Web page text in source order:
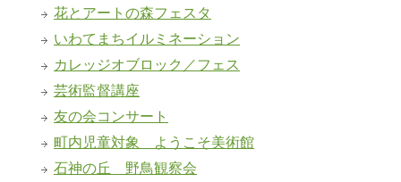
花とアートの森フェスタ
いわてまちイルミネーション
カレッジオブロック／フェス
芸術監督講座
友の会コンサート
町内児童対象 ようこそ美術館
石神の丘 野鳥観察会